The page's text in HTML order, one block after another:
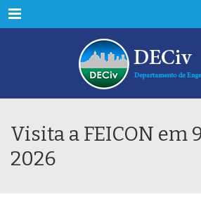
Menu
Visita a FEICON em
2026